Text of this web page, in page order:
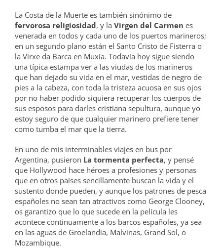
La Costa de la Muerte es también sinónimo de
fervorosa religiosidad, y la Virgen del Carmen es
venerada en todos y cada uno de los puertos marineros;
en un segundo plano están el Santo Cristo de Fisterra o
la Virxe da Barca en Muxía. Todavía hoy sigue siendo
una típica estampa ver a las viudas de los marineros
que han dejado su vida en el mar, vestidas de negro de
pies a la cabeza, con toda la tristeza acuosa en sus ojos
por no haber podido siquiera recuperar los cuerpos de
sus esposos para darles cristiana sepultura, aunque yo
estoy seguro de que cualquier marinero prefiere tener
como tumba el mar que la tierra.
En uno de mis interminables viajes en bus por
Argentina, pusieron La tormenta perfecta, y pensé
que Hollywood hace héroes a profesiones y personas
que en otros países sencillamente buscan la vida y el
sustento donde pueden, y aunque los patrones de pesca
españoles no sean tan atractivos como George Clooney,
os garantizo que lo que sucede en la película les
acontece continuamente a los barcos españoles, ya sea
en las aguas de Groelandia, Malvinas, Grand Sol, o
Mozambique.